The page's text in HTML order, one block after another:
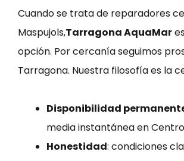
Cuando se trata de reparadores
Maspujols,Tarragona AquaMar
opción. Por cercanía seguimos
Tarragona. Nuestra filosofía es la
Disponibilidad
media instantánea en
Honestidad: condiciones